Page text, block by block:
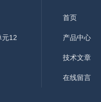
元12
首页
产品中心
技术文章
在线留言